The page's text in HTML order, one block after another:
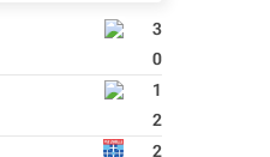
3
0
1
2
2